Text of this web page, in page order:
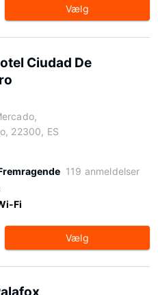
Vælg
Ciudad De
22300, ES
119 anmeldelser
Fi
Vælg